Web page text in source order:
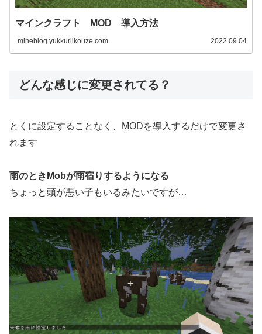
マインクラフト MOD 導入方法
mineblog.yukkuriikouze.com 2022.09.04
どんな感じに変更されてる？
とくに設定することなく、MODを導入するだけで変更さ
れます
雨のときMobが雨宿りするようになる
ちょっと頭が悪い子もいるみたいですが…